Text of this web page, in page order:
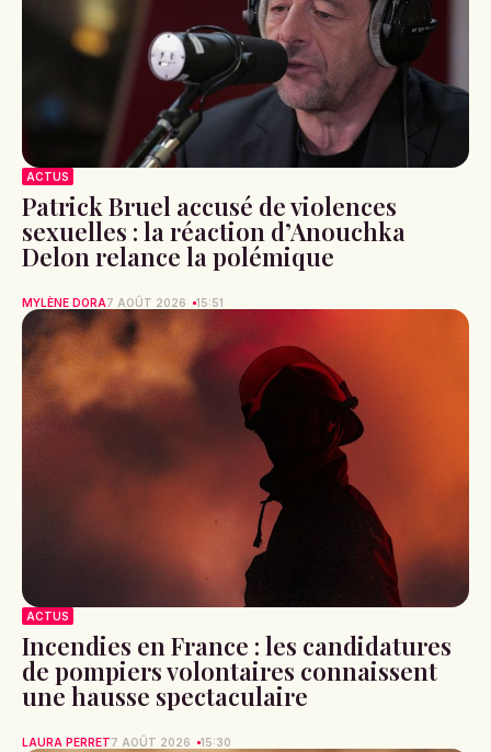
ACTUS
Patrick Bruel accusé de violences
sexuelles : la réaction d’Anouchka
Delon relance la polémique
MYLÈNE DORA7 AOÛT 2026 15:51
ACTUS
Incendies en France : les candidatures
de pompiers volontaires connaissent
une hausse spectaculaire
LAURA PERRET7 AOÛT 2026 15:30